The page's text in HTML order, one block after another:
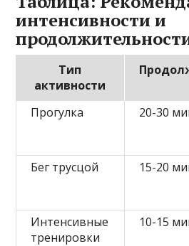
интенсивности и
Тип
активности
Прогулка 20-30
Бег трусцой 15-20
Интенсивные
тренировки
10-15